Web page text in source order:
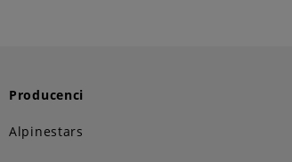
Producenci
Alpinestars